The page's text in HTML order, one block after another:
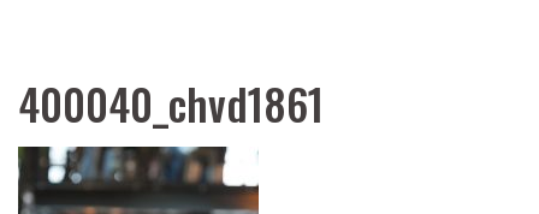
400040_chvd1861